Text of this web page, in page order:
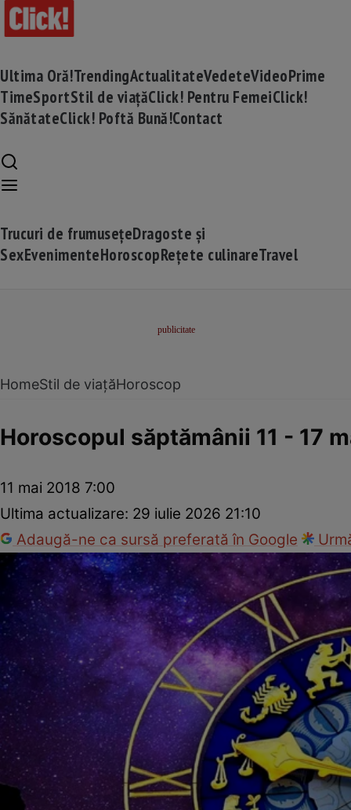
Ultima Oră!TrendingActualitateVedeteVideoPrime
TimeSportStil de viațăClick! Pentru FemeiClick!
SănătateClick! Poftă Bună!Contact
Trucuri de frumusețeDragoste și
SexEvenimenteHoroscopRețete culinareTravel
HomeStil de viațăHoroscop
Horoscopul săptămânii 11 - 17
11 mai 2018 7:00
Ultima actualizare: 29 iulie 2026 21:10
Adaugă-ne ca sursă preferată în Google